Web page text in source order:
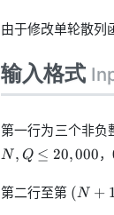
由于修改单轮散列
输入格式
第一行为三个非负
N, Q ≤ 20,000，
第二行至第 (N+1)
(N + 1